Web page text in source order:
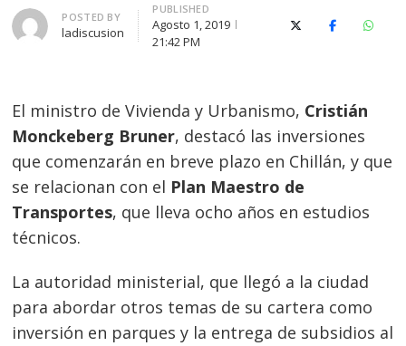
Author
POSTED BY
ladiscusion
PUBLISHED
Agosto 1, 2019
21:42 PM
X (Twitter)Facebook
El ministro de Vivienda y Urbanismo, Cristián
Monckeberg Bruner, destacó las inversiones
que comenzarán en breve plazo en Chillán, y que
se relacionan con el Plan Maestro de
Transportes, que lleva ocho años en estudios
técnicos.
La autoridad ministerial, que llegó a la ciudad
para abordar otros temas de su cartera como
inversión en parques y la entrega de subsidios al